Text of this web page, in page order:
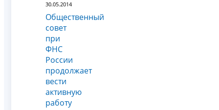
30.05.2014
Общественный
совет
при
ФНС
России
продолжает
вести
активную
работу